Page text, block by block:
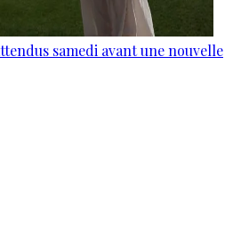
samedi avant une nouvelle